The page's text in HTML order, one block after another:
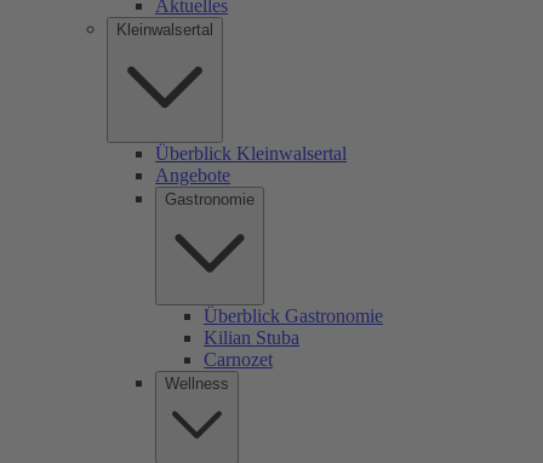
Aktuelles
Kleinwalsertal
Überblick Kleinwalsertal
Angebote
Gastronomie
Überblick Gastronomie
Kilian Stuba
Carnozet
Wellness